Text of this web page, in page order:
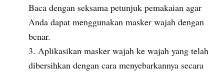
Baca dengan seksama petunjuk pemakaian agar
Anda dapat menggunakan masker wajah dengan
benar.
Aplikasikan masker wajah ke wajah yang telah
dibersihkan dengan cara menyebarkannya secara